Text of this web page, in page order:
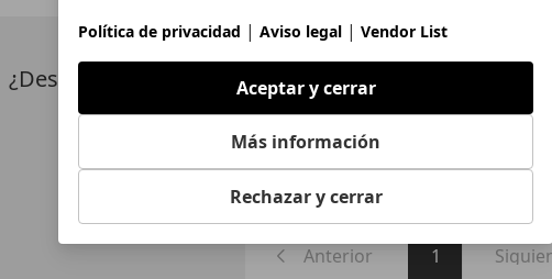
¿Desea ser informado automáticamente sobre
Guardar búsqueda
Anterior 1
Política de privacidad | Aviso legal | Vendor List
Aceptar y cerrar
Más información
Rechazar y cerrar